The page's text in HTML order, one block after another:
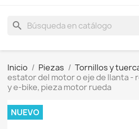
search
Inicio Piezas Tornillos y
estator del motor o eje de llanta
y e-bike, pieza motor rueda
NUEVO